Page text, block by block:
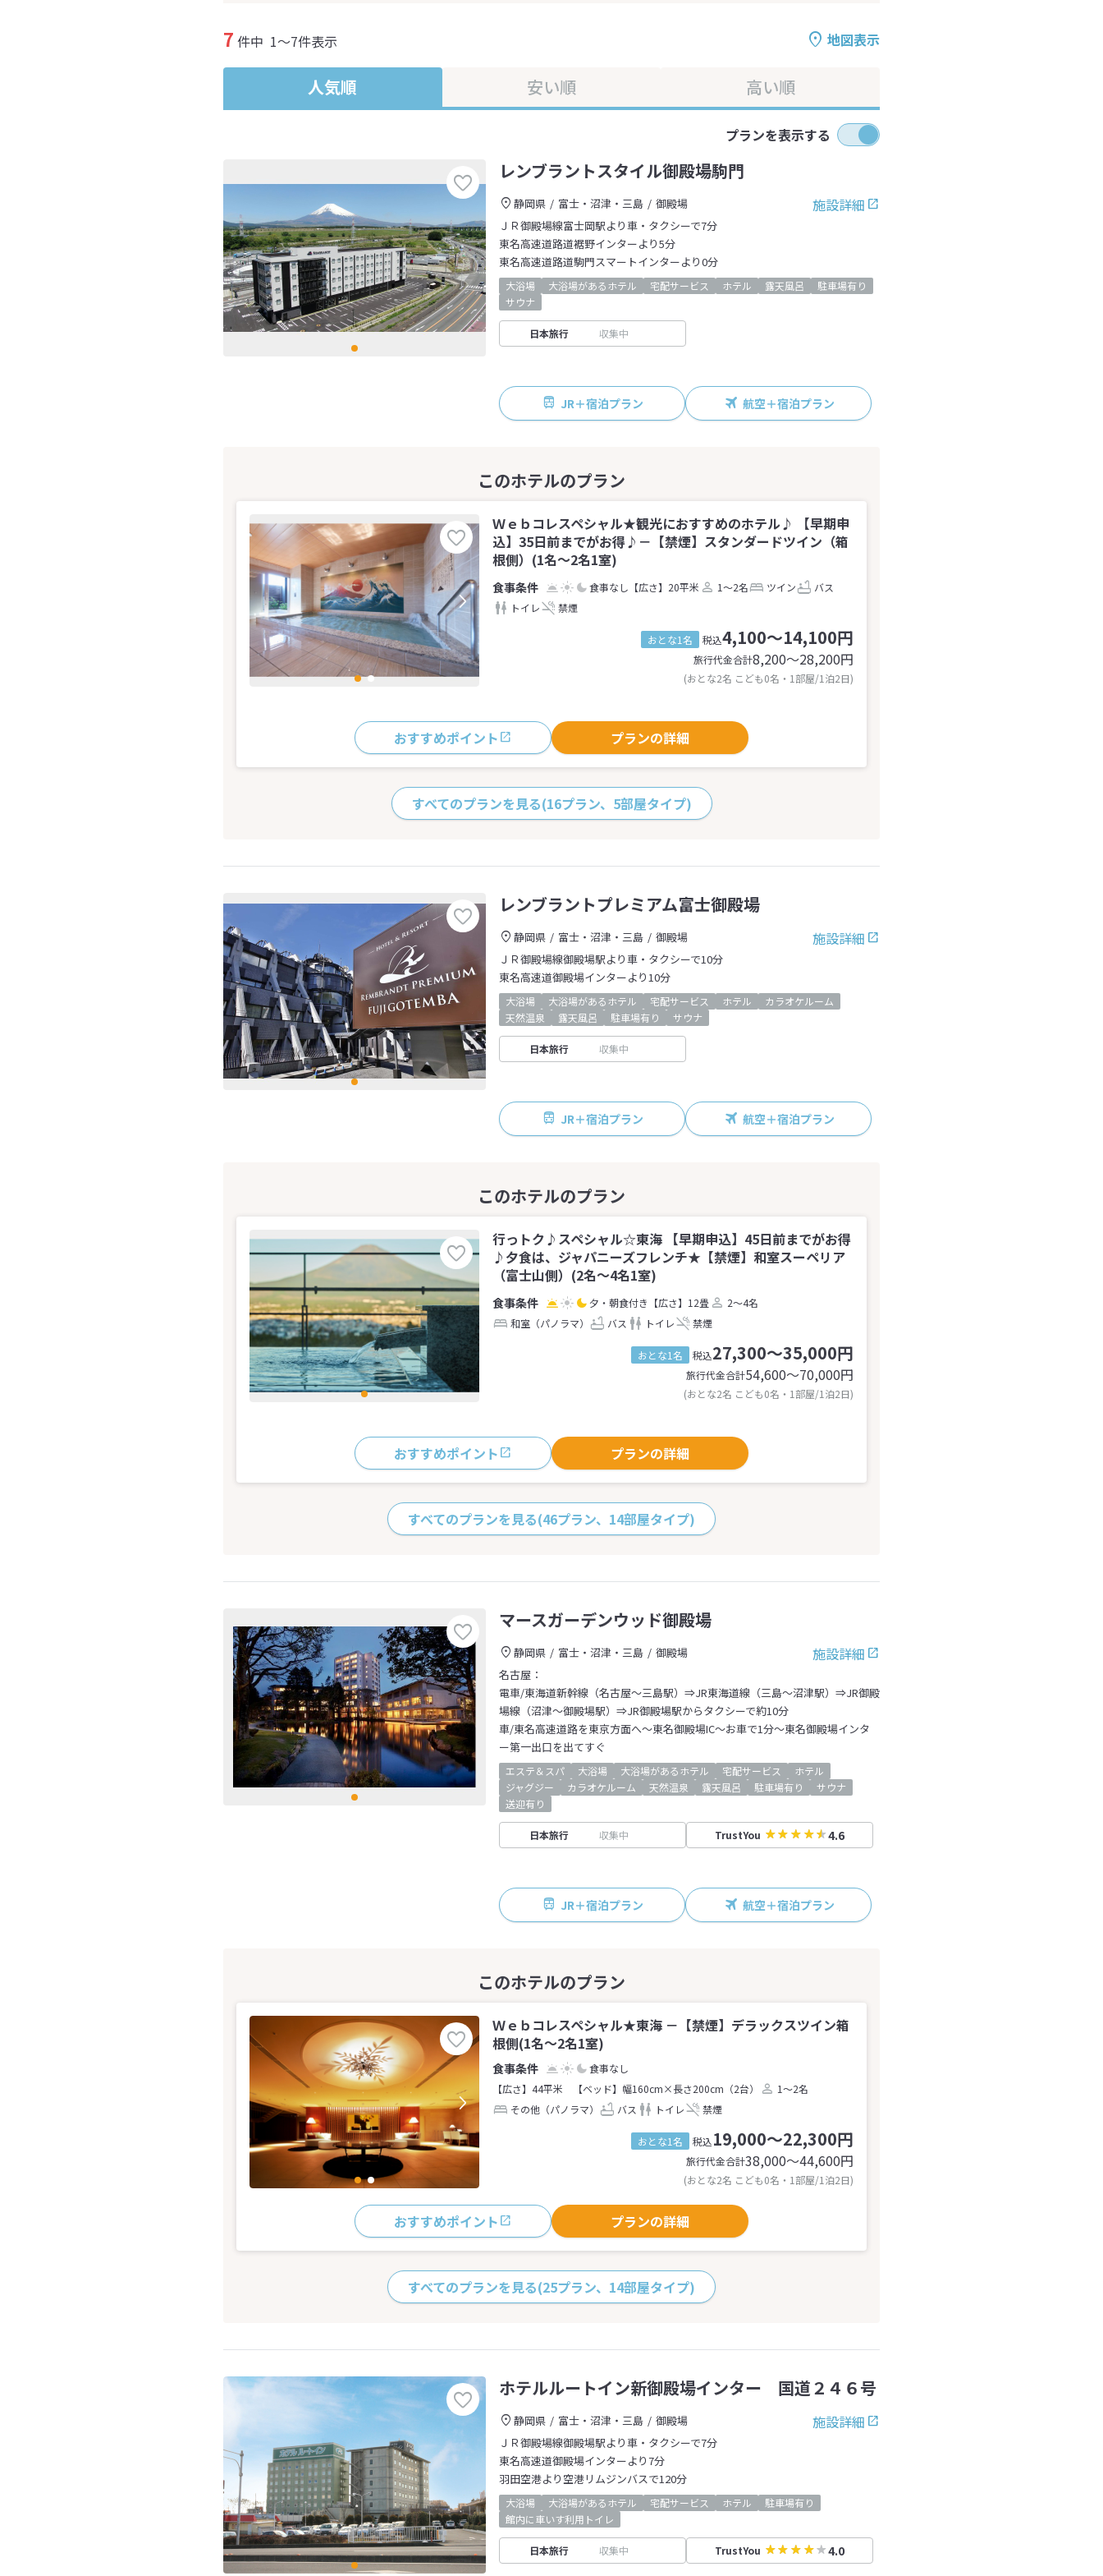
地図表示
7 件中 1～7件表示
人気順 安い順 高い順
プランを表示する
レンブラントスタイル御殿場駒門
施設詳細
静岡県 富士・沼津・三島
御殿場
ＪＲ御殿場線富士岡駅より車・タクシーで7分
東名高速道路道裾野インターより5分
東名高速道路道駒門スマートインターより0分
大浴場 大浴場があるホテル 宅配サービス ホテル 露天風呂
駐車場有り
サウナ
日本旅行 収集中
JR＋宿泊プラン 航空＋宿泊プラン
Ｗｅｂコレスペシャル★観光におすすめのホテル♪ 【早期申
込】35日前までがお得♪－【禁煙】スタンダードツイン（箱
根側）(1名～2名1室)
食事なし 【広さ】20平米 1～2名 ツイン
バス
トイレ
禁煙
おとな1名 税込4,100～14,100円
旅行代金合計8,200〜28,200円
(おとな2名 こども0名・1部屋/1泊2日)
おすすめポイント プランの詳細
すべてのプランを見る(16プラン、5部屋タイプ)
レンブラントプレミアム富士御殿場
施設詳細
静岡県 富士・沼津・三島
御殿場
ＪＲ御殿場線御殿場駅より車・タクシーで10分
東名高速道御殿場インターより10分
大浴場 大浴場があるホテル 宅配サービス ホテル
カラオケルーム
天然温泉
露天風呂 駐車場有り サウナ
日本旅行 収集中
JR＋宿泊プラン 航空＋宿泊プラン
行っトク♪スペシャル☆東海 【早期申込】45日前までがお得
♪夕食は、ジャパニーズフレンチ★【禁煙】和室スーペリア
（富士山側）(2名～4名1室)
夕・朝食付き 【広さ】12畳
2～4名
和室（パノラマ）
バス トイレ 禁煙
おとな1名 税込27,300～35,000円
旅行代金合計54,600〜70,000円
(おとな2名 こども0名・1部屋/1泊2日)
おすすめポイント プランの詳細
すべてのプランを見る(46プラン、14部屋タイプ)
マースガーデンウッド御殿場
施設詳細
静岡県 富士・沼津・三島
御殿場
名古屋：
電車/東海道新幹線（名古屋～三島駅）⇒JR東海道線（三島～沼津駅）⇒JR御殿
場線（沼津～御殿場駅）⇒JR御殿場駅からタクシーで約10分
車/東名高速道路を東京方面へ～東名御殿場IC～お車で1分～東名御殿場インタ
ー第一出口を出てすぐ
エステ＆スパ 大浴場 大浴場があるホテル 宅配サービス
ホテル
ジャグジー
カラオケルーム 天然温泉 露天風呂 駐車場有り
サウナ
送迎有り
日本旅行 収集中 TrustYou 4.6
JR＋宿泊プラン 航空＋宿泊プラン
Ｗｅｂコレスペシャル★東海 －【禁煙】デラックスツイン箱
根側(1名～2名1室)
食事なし
【広さ】44平米
【ベッド】幅160cm×長さ200cm（2台）
1～2名
その他（パノラマ）
バス トイレ 禁煙
おとな1名 税込19,000～22,300円
旅行代金合計38,000〜44,600円
(おとな2名 こども0名・1部屋/1泊2日)
おすすめポイント プランの詳細
すべてのプランを見る(25プラン、14部屋タイプ)
ホテルルートイン新御殿場インター 国道２４６号
施設詳細
静岡県 富士・沼津・三島
御殿場
ＪＲ御殿場線御殿場駅より車・タクシーで7分
東名高速道御殿場インターより7分
羽田空港より空港リムジンバスで120分
大浴場 大浴場があるホテル 宅配サービス ホテル
駐車場有り
館内に車いす利用トイレ
日本旅行 収集中 TrustYou 4.0